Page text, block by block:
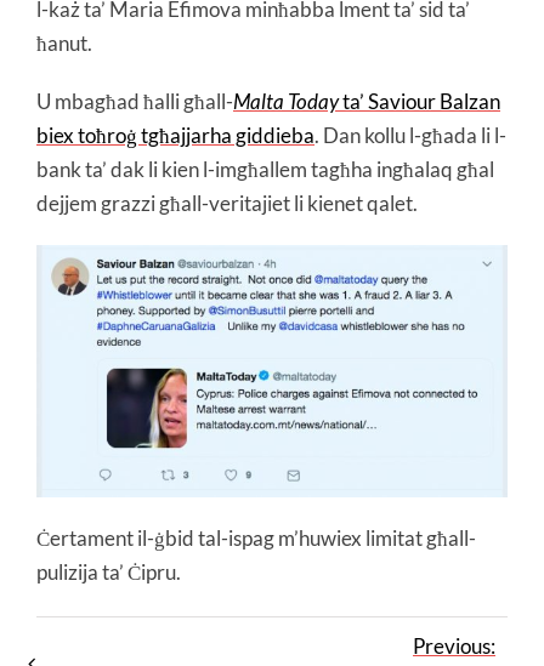
l-każ ta’ Maria Efimova minħabba lment ta’ sid ta’
ħanut.
U mbagħad ħalli għall-Malta Todayta’ Saviour Balzan
biex toħroġ tgħajjarha giddieba. Dan kollu l-għada li l-
bank ta’ dak li kien l-imgħallem tagħha ingħalaq għal
dejjem grazzi għall-veritajiet li kienet qalet.
Ċertament il-ġbid tal-ispag m’huwiex limitat għall-
pulizija ta’ Ċipru.
Previous: